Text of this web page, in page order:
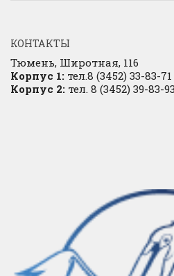
КОНТАКТЫ
Тюмень, Широтная, 116
Корпус 1: тел.8 (3452) 33-83-71
Корпус 2: тел. 8 (3452) 39-83-93